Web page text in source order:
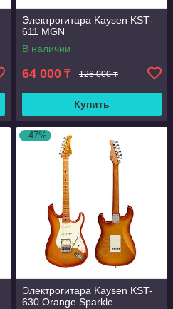
Электрогитара Kaysen KST-
611 MGN
В наличии
64 000 ₸ 126 000 ₸
Купить
–47%
Электрогитара Kaysen KST-
630 Orange Sparkle